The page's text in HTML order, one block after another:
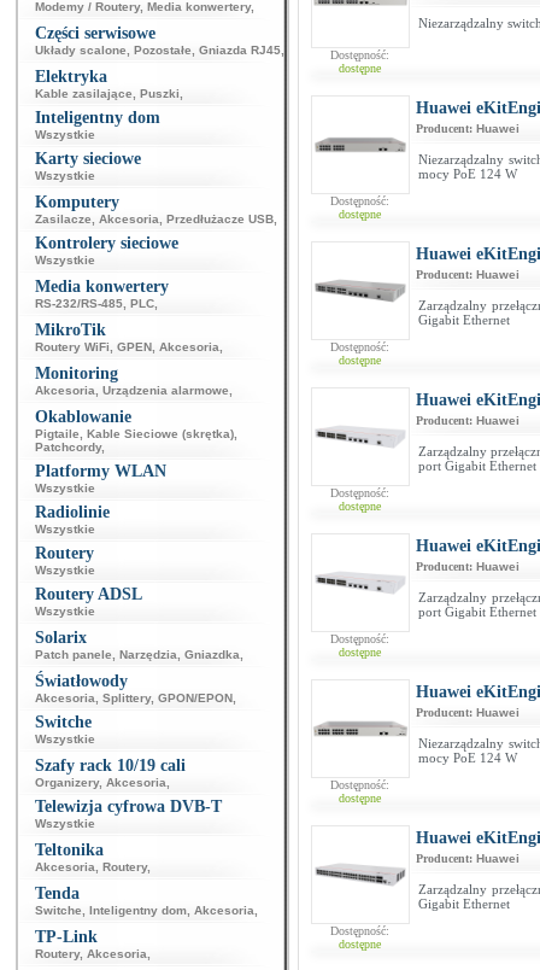
Modemy / Routery, Media konwertery,
Części serwisowe
Układy scalone Pozostałe Gniazda RJ45
Elektryka
Kable zasilające Puszki
Inteligentny dom
Wszystkie
Karty sieciowe
Wszystkie
Komputery
Zasilacze Akcesoria Przedłużacze USB
Kontrolery sieciowe
Wszystkie
Media konwertery
RS-232/RS-485 PLC
MikroTik
Routery WiFi GPEN Akcesoria
Monitoring
Akcesoria Urządzenia alarmowe
Okablowanie
Pigtaile Kable Sieciowe (skrętka)
Patchcordy,
Platformy WLAN
Wszystkie
Radiolinie
Wszystkie
Routery
Wszystkie
Routery ADSL
Wszystkie
Solarix
Patch panele Narzędzia Gniazdka
Światłowody
Akcesoria Splittery, GPON/EPON
Switche
Wszystkie
Szafy rack 10/19 cali
Organizery, Akcesoria
Telewizja cyfrowa DVB-T
Wszystkie
Teltonika
Akcesoria Routery,
Tenda
Switche Inteligentny dom Akcesoria
TP-Link
Routery, Akcesoria
Dostępność:
dostępne
Niezarządzalny
Dostępność:
dostępne
Huawei
Producent: Huawei
Niezarządzalny
mocy PoE 124 W
Dostępność:
dostępne
Huawei
Producent: Huawei
Zarządzalny
Gigabit Ethernet
Dostępność:
dostępne
Huawei
Producent: Huawei
Zarządzalny
port Gigabit Ethernet
Dostępność:
dostępne
Huawei
Producent: Huawei
Zarządzalny
port Gigabit Ethernet
Dostępność:
dostępne
Huawei
Producent: Huawei
Niezarządzalny
mocy PoE 124 W
Dostępność:
dostępne
Huawei
Producent: Huawei
Zarządzalny
Gigabit Ethernet